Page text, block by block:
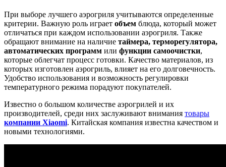
При выборе лучшего аэрогриля учитываются определенные
критерии. Важную роль играет объем блюда, который может
отличаться при каждом использовании аэрогриля. Также
обращают внимание на наличие таймера, терморегулятора,
автоматических программ или функции самоочистки,
которые облегчат процесс готовки. Качество материалов, из
которых изготовлен аэрогриль, влияет на его долговечность.
Удобство использования и возможность регулировки
температурного режима порадуют покупателей.
Известно о большом количестве аэрогрилей и их
производителей, среди них заслуживают внимания товары
компании Xiaomi. Китайская компания известна качеством и
новыми технологиями.